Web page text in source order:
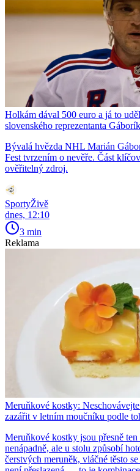
Holkám dával 500 euro a já to
slovenského reprezentanta
Bývalá hvězda NHL Marián
Fest tvrzením o nevěře. Část
ověřitelný zdroj.
SportyŽivě
dnes, 12:10
3 min
Reklama
Meruňkové kostky:
zazářit v letním moučníku podle
Meruňkové kostky jsou přesně
nenápadně, ale u stolu způsobí
čerstvých meruněk, vláčné těsto